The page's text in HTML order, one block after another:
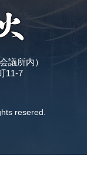
議所内）
11-7
resered.